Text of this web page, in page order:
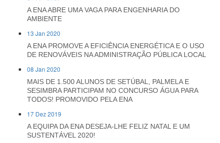
A ENA ABRE UMA VAGA PARA ENGENHARIA DO
AMBIENTE
13 Jan 2020
A ENA PROMOVE A EFICIÊNCIA ENERGÉTICA E O USO
DE RENOVÁVEIS NA ADMINISTRAÇÃO PÚBLICA LOCAL
08 Jan 2020
MAIS DE 1.500 ALUNOS DE SETÚBAL, PALMELA E
SESIMBRA PARTICIPAM NO CONCURSO ÁGUA PARA
TODOS! PROMOVIDO PELA ENA
17 Dez 2019
A EQUIPA DA ENA DESEJA-LHE FELIZ NATAL E UM
SUSTENTÁVEL 2020!